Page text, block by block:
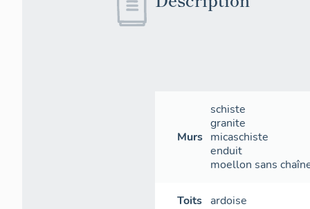
Murs
schiste
granite
micaschiste
enduit
moellon sans
Toits ardoise